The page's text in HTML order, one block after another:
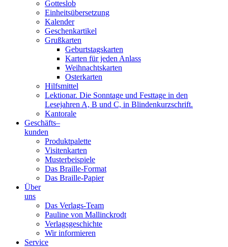
Druckerei
gGmbH
Gotteslob
Einheitsübersetzung
Kalender
Geschenkartikel
Grußkarten
Geburtstagskarten
Karten für jeden Anlass
Weihnachtskarten
Osterkarten
Hilfsmittel
Lektionar. Die Sonntage und Festtage in den
Lesejahren A, B und C, in Blindenkurzschrift.
Kantorale
Geschäfts­–
kunden
Produktpalette
Visitenkarten
Musterbeispiele
Das Braille-Format
Das Braille-Papier
Über
uns
Das Verlags-Team
Pauline von Mallinckrodt
Verlagsgeschichte
Wir informieren
Service